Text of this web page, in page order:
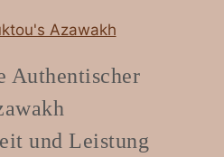
Authentischer
und Leistung